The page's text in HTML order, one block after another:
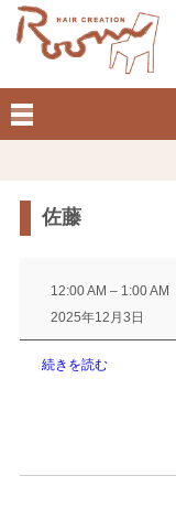
佐藤
12:00 AM – 1:00 AM
2025年12月3日
続きを読む